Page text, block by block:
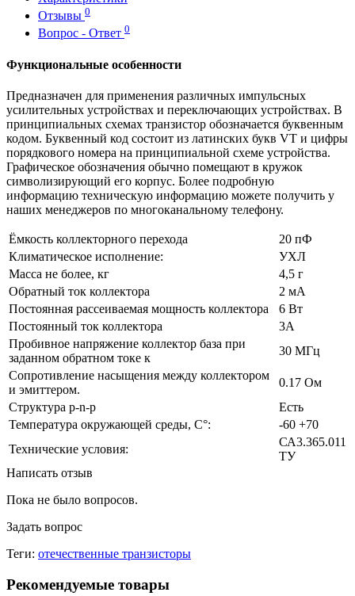
Отзывы 0
Вопрос - Ответ 0
Функциональные особенности
Предназначен для применения различных импульсных
усилительных устройствах и переключающих устройствах. В
принципиальных схемах транзистор обозначается буквенным
кодом. Буквенный код состоит из латинских букв VT и цифры
порядкового номера на принципиальной схеме устройства.
Графическое обозначения обычно помещают в кружок
символизирующий его корпус. Более подробную
информацию техническую информацию можете получить у
наших менеджеров по многоканальному телефону.
Ёмкость коллекторного перехода
20 пФ
Климатическое исполнение:
УХЛ
Масса не более, кг
4,5 г
Обратный ток коллектора
2 мА
Постоянная рассеиваемая мощность коллектора
6 Вт
Постоянный ток коллектора
3А
Пробивное напряжение коллектор база при
заданном обратном токе к
30 МГц
Сопротивление насыщения между коллектором
и эмиттером.
0.17 Ом
Структура p-n-p
Есть
Температура окружающей среды, С°:
-60 +70
Технические условия:
СА3.365.011
ТУ
Написать отзыв
Пока не было вопросов.
Задать вопрос
Теги: отечественные транзисторы
Рекомендуемые товары